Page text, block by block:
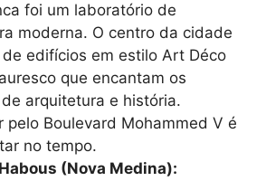
foi um laboratório de
moderna. O centro da cidade
edifícios em estilo Art Déco
que encantam os
arquitetura e história.
pelo Boulevard Mohammed V é
no tempo.
(Nova Medina):